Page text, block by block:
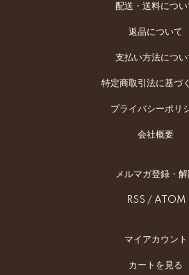
配送・送料につい
返品について
支払い方法につい
特定商取引法に基づ
プライバシーポリ
会社概要
メルマガ登録・
RSS / ATOM
マイアカウント
カートを見る